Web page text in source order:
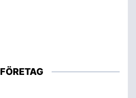
FÖRETAG